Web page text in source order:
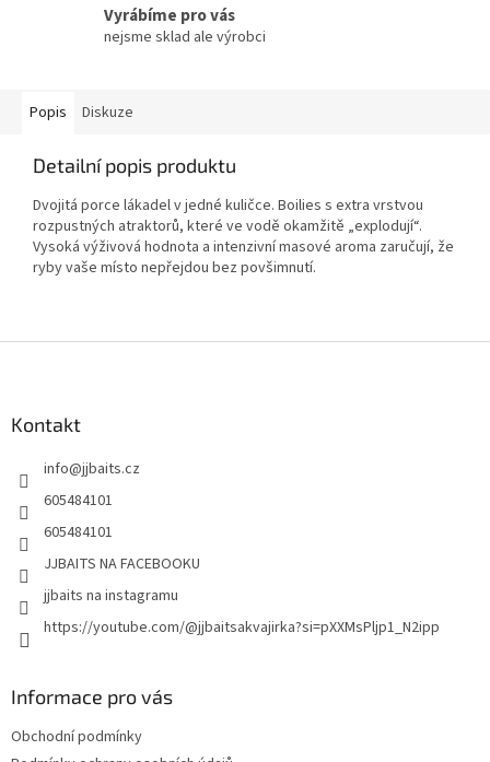
Vyrábíme pro vás
nejsme sklad ale výrobci
Popis Diskuze
Detailní popis produktu
Dvojitá porce lákadel v jedné kuličce. Boilies s extra vrstvou
rozpustných atraktorů, které ve vodě okamžitě „explodují“.
Vysoká výživová hodnota a intenzivní masové aroma zaručují, že
ryby vaše místo nepřejdou bez povšimnutí.
Kontakt
info@jjbaits.cz
605484101
605484101
JJBAITS NA FACEBOOKU
jjbaits na instagramu
https://youtube.com/@jjbaitsakvajirka?si=pXXMsPljp1_N2ipp
Informace pro vás
Obchodní podmínky